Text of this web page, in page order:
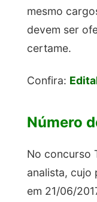
mesmo
devem ser
certame.
Confira:
Número
No concurso
analista, cujo
em 21/06/